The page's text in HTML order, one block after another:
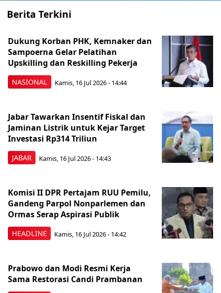
Berita Terkini
NASIONAL
Dukung Korban PHK, Kemnaker dan
Sampoerna Gelar Pelatihan
Upskilling dan Reskilling Pekerja
Kamis, 16 Jul 2026 - 14:44
JABAR
Jabar Tawarkan Insentif Fiskal dan
Jaminan Listrik untuk Kejar Target
Investasi Rp314 Triliun
Kamis, 16 Jul 2026 - 14:43
HEADLINE
Komisi II DPR Pertajam RUU Pemilu,
Gandeng Parpol Nonparlemen dan
Ormas Serap Aspirasi Publik
Kamis, 16 Jul 2026 - 14:42
Prabowo dan Modi Resmi Kerja
Sama Restorasi Candi Prambanan